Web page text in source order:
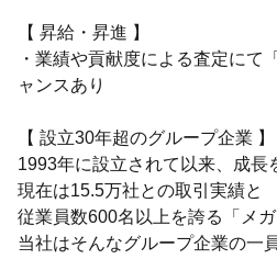
【 昇給・昇進 】
・業績や貢献度による査定にて
ャンスあり
【 設立30年超のグループ企業 】
1993年に設立されて以来、成長
現在は15.5万社との取引実績と
従業員数600名以上を誇る「メガ
当社はそんなグループ企業の一